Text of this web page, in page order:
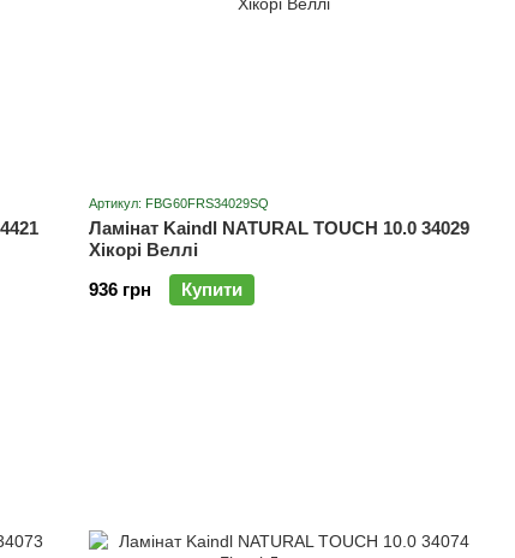
Артикул: FBG60FRS34029SQ
Ламінат Kaindl NATURAL TOUCH 10.0 34029
Хікорі Веллі
936 грн
Купити